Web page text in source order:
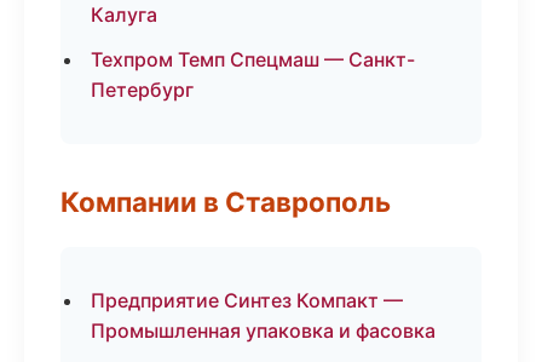
Калуга
Техпром Темп Спецмаш — Санкт-
Петербург
Компании в Ставрополь
Предприятие Синтез Компакт —
Промышленная упаковка и фасовка